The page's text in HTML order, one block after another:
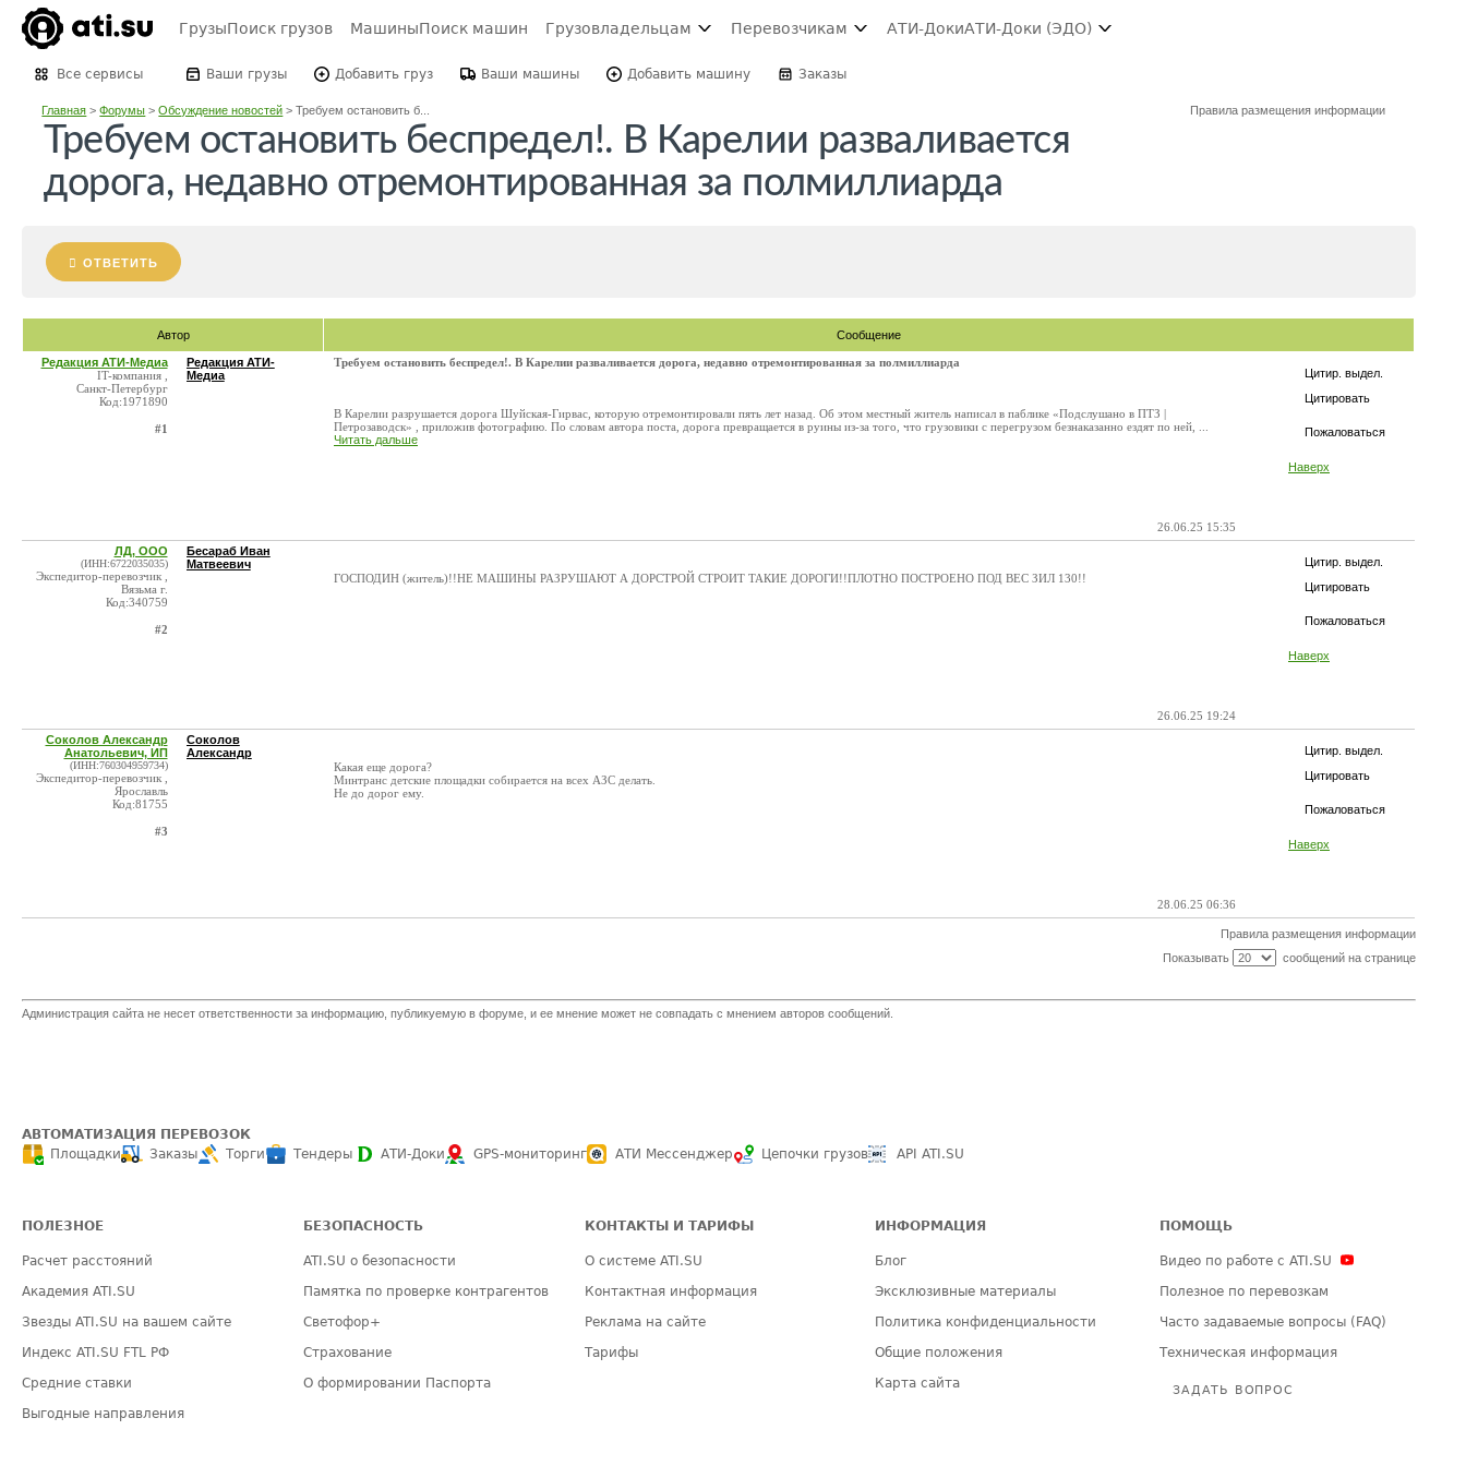
ГрузыПоиск грузов МашиныПоиск машин Грузовладельцам Перевозчикам АТИ-ДокиАТИ-Доки (ЭДО)
Все сервисы Ваши грузы Добавить груз Ваши машины Добавить машину Заказы
Главная >Форумы >Обсуждение новостей >Требуем остановить б... Правила размещения информации
Требуем остановить беспредел!. В Карелии разваливается
дорога, недавно отремонтированная за полмиллиарда
ОТВЕТИТЬ
Автор Сообщение
Цитир. выдел.
Цитировать
Пожаловаться
Наверх
Редакция АТИ-Медиа
IT-компания ,
Санкт-Петербург
Код:1971890
#1
Редакция АТИ-
Медиа
Требуем остановить беспредел!. В Карелии разваливается дорога, недавно отремонтированная за полмиллиарда
В Карелии разрушается дорога Шуйская-Гирвас, которую отремонтировали пять лет назад. Об этом местный житель написал в паблике «Подслушано в ПТЗ |
Петрозаводск» , приложив фотографию. По словам автора поста, дорога превращается в руины из-за того, что грузовики с перегрузом безнаказанно ездят по ней, ...
Читать дальше
26.06.25 15:35
Цитир. выдел.
Цитировать
Пожаловаться
Наверх
ЛД, ООО
(ИНН:6722035035)
Экспедитор-перевозчик ,
Вязьма г.
Код:340759
#2
Бесараб Иван
Матвеевич
ГОСПОДИН (житель)!!НЕ МАШИНЫ РАЗРУШАЮТ А ДОРСТРОЙ СТРОИТ ТАКИЕ ДОРОГИ!!ПЛОТНО ПОСТРОЕНО ПОД ВЕС ЗИЛ 130!!
26.06.25 19:24
Цитир. выдел.
Цитировать
Пожаловаться
Наверх
Соколов Александр
Анатольевич, ИП
(ИНН:760304959734)
Экспедитор-перевозчик ,
Ярославль
Код:81755
#3
Соколов
Александр
Какая еще дорога?
Минтранс детские площадки собирается на всех АЗС делать.
Не до дорог ему.
28.06.25 06:36
Правила размещения информации
Показывать
сообщений на странице
Администрация сайта не несет ответственности за информацию, публикуемую в форуме, и ее мнение может не совпадать с мнением авторов сообщений.
АВТОМАТИЗАЦИЯ ПЕРЕВОЗОК
Площадки
Заказы Торги Тендеры АТИ-Доки GPS-мониторинг АТИ Мессенджер Цепочки грузов API ATI.SU
ПОЛЕЗНОЕ
Расчет расстояний
Академия ATI.SU
Звезды ATI.SU на вашем сайте
Индекс ATI.SU FTL РФ
Средние ставки
Выгодные направления
БЕЗОПАСНОСТЬ
ATI.SU о безопасности
Памятка по проверке контрагентов
Светофор+
Страхование
О формировании Паспорта
КОНТАКТЫ И ТАРИФЫ
О системе ATI.SU
Контактная информация
Реклама на сайте
Тарифы
ИНФОРМАЦИЯ
Блог
Эксклюзивные материалы
Политика конфиденциальности
Общие положения
Карта сайта
ПОМОЩЬ
Видео по работе с ATI.SU
Полезное по перевозкам
Часто задаваемые вопросы (FAQ)
Техническая информация
ЗАДАТЬ ВОПРОС